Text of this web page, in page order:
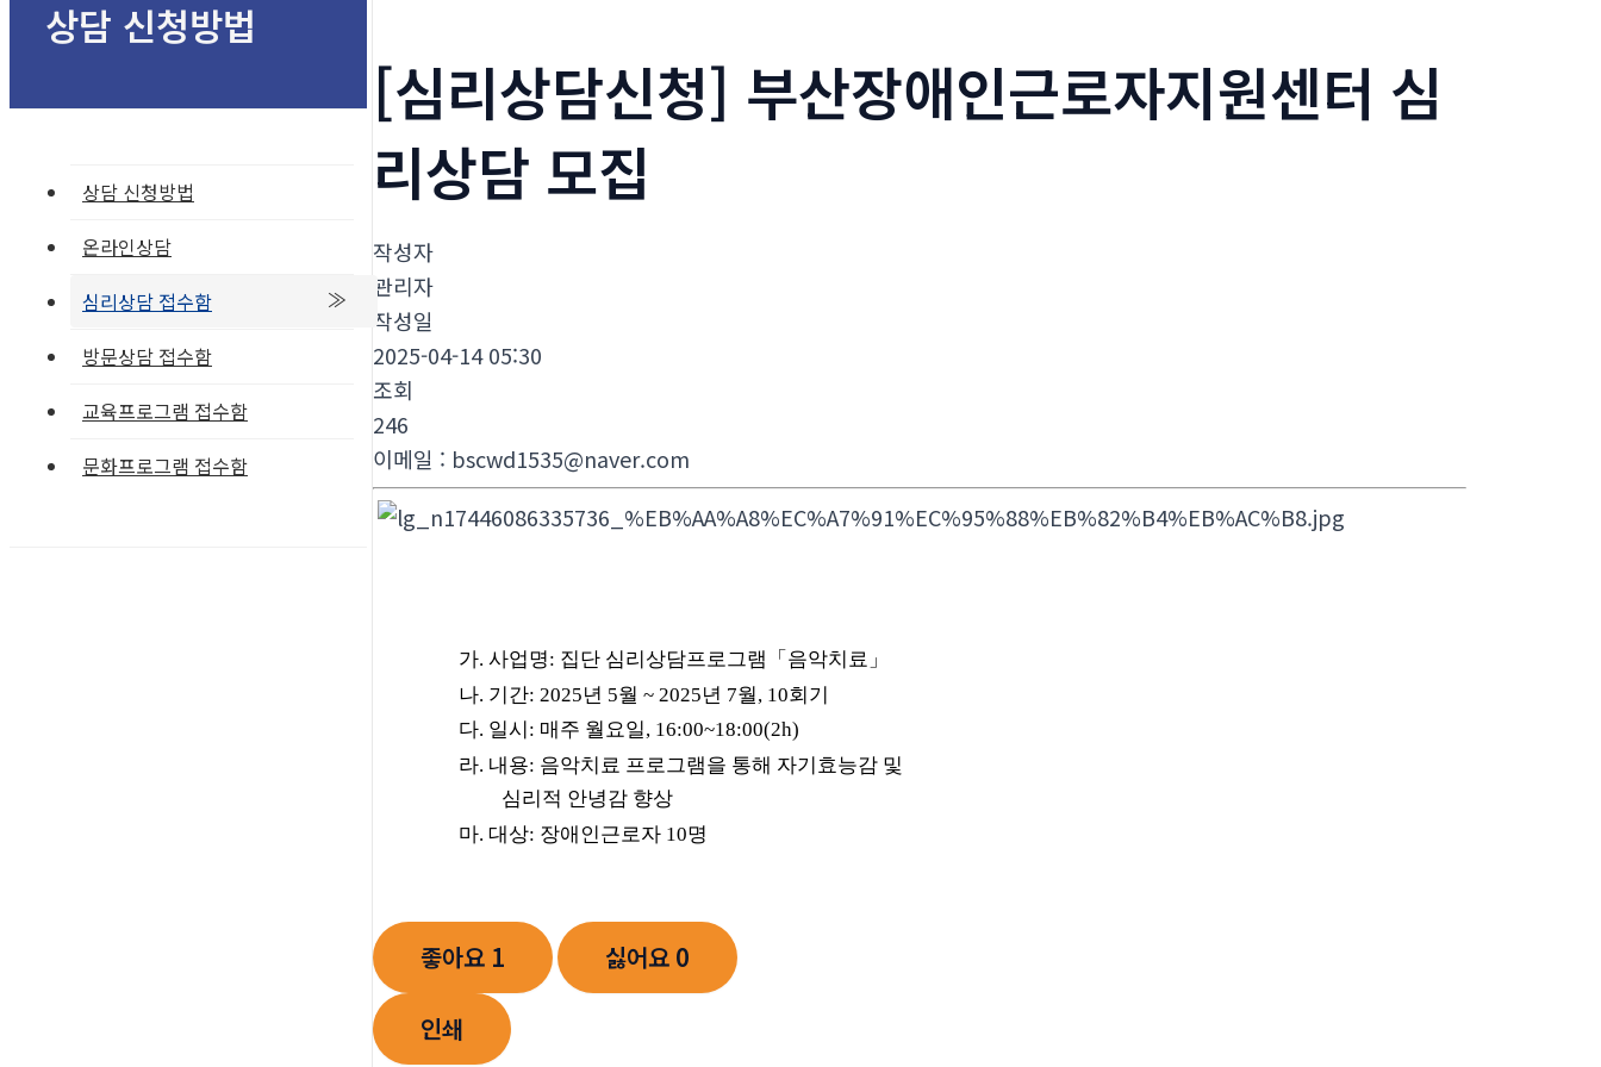
상담 신청방법
상담 신청방법
온라인상담
심리상담 접수함
방문상담 접수함
교육프로그램 접수함
문화프로그램 접수함
[심리상담신청] 부산장애인근로자지원센터 심
리상담 모집
작성자
관리자
작성일
2025-04-14 05:30
조회
246
이메일 : bscwd1535@naver.com
가. 사업명: 집단 심리상담프로그램 「 음악치료 」
나. 기간: 2025년 5월 ~ 2025년 7월, 10회기
다. 일시 : 매주 월요일, 16:00~18:00(2h)
라. 내용: 음악치료 프로그램을 통해 자기효능감 및
심리적 안녕감 향상
마. 대상: 장애인근로자 10명
좋아요 1 싫어요 0
인쇄